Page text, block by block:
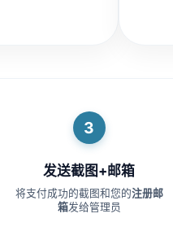
3
发送截图+邮箱
将支付成功的截图和您的注册邮
箱发给管理员